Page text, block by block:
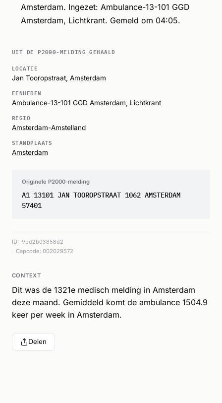
Amsterdam. Ingezet: Ambulance-13-101 GGD
Amsterdam, Lichtkrant. Gemeld om 04:05.
UIT DE P2000-MELDING GEHAALD
LOCATIE
Jan Tooropstraat, Amsterdam
EENHEDEN
Ambulance-13-101 GGD Amsterdam Lichtkrant
REGIO
Amsterdam-Amstelland
STANDPLAATS
Amsterdam
Originele P2000-melding
A1 13101 JAN TOOROPSTRAAT 1062 AMSTERDAM
57401
ID: 9bd2b03858d2
Capcode: 002029572
CONTEXT
Dit was de 1321e medisch melding in Amsterdam
deze maand. Gemiddeld komt de ambulance 1504.9
keer per week in Amsterdam.
Delen